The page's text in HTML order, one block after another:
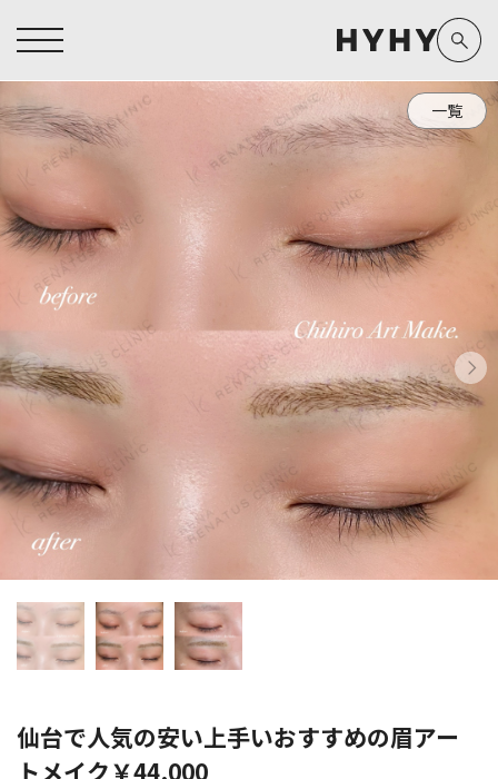
ヒアルロン酸注入症例一覧
医療脱毛症例一覧
アートメイク症例一覧
クリニック一覧
医師一覧
看護師一覧
新着情報
運営元情報
よくあるご質問
お問い合わせ
プライバシーポリシー
規約
ヒアルロン酸注入
Doctor
担当医師から探す
高橋 希
東山 麻伊子
松村 仁
泉 洋平
辻橋 勇祐
阿部 竜介
Parts
部位から探す
額
こめかみ
Preparation
製剤から探す
ザーフ(XERF)
ボラックス
ボリューマ
ボルベラ
レナトゥスヒアルロン酸
ダイヤモンドフィール/ピ
ネハ
リジュラン
一覧
仙台で人気の安い上手いおすすめの眉アー
トメイク￥44,000